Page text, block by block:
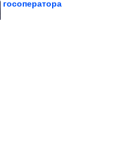
госоператора